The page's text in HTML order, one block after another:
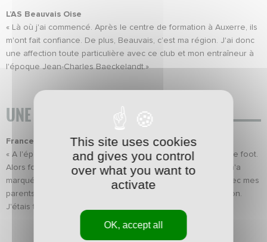
L’AS Beauvais Oise
« Là où j'ai commencé. Après le centre de formation à Auxerre, ils
m'ont fait confiance. De plus, Beauvais, c’est ma région. J'ai donc
une affection toute particulière avec ce club et mon entraîneur à
l'époque Jean-Charles Baeckelandt.»
UNE SÉLECTION NATIONALE
France 98
« A l'époque, je n'avais que 10 ans et je ne voyais que par le foot.
Alors forcément, cette génération France 98 - Euro 2000 m'a
marqué. Je me souviens encore avoir regardé le match avec mes
parents. À la fin, on a défilé mais seulement devant la maison.
J'étais trop jeune pour faire la fête (rires). »
This site uses cookies
and gives you control
over what you want to
activate
OK, accept all